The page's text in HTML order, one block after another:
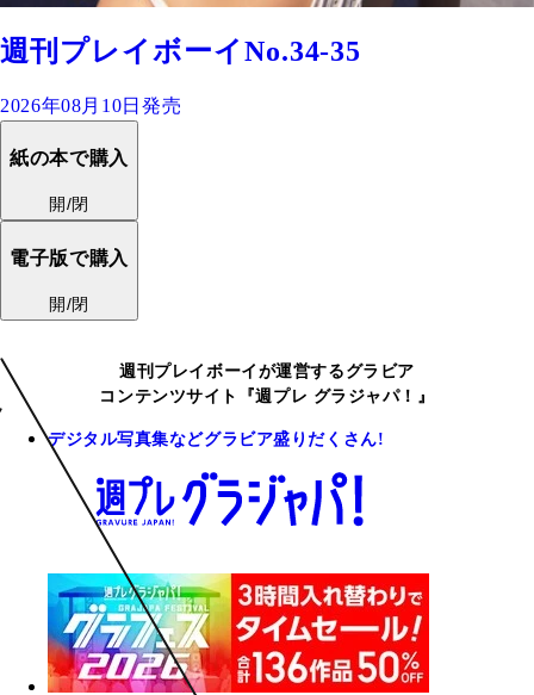
週刊プレイボーイNo.34-35
2026年08月10日発売
紙の本で購入
開/閉
電子版で購入
開/閉
週刊プレイボーイが運営するグラビア
コンテンツサイト『週プレ グラジャパ！』
デジタル写真集などグラビア盛りだくさん!